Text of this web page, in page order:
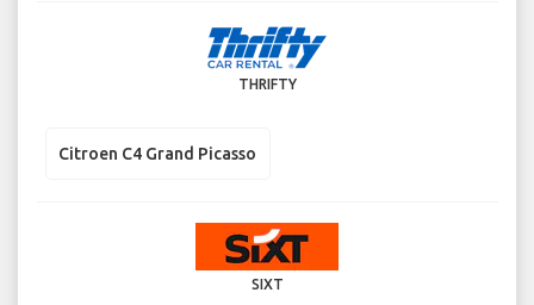
THRIFTY
Citroen C4 Grand Picasso
SIXT